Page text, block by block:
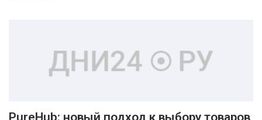
PureHub: новый подход к выбору товаров